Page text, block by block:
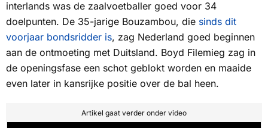
interlands was de zaalvoetballer goed voor 34
doelpunten. De 35-jarige Bouzambou, die sinds dit
voorjaar bondsridder is, zag Nederland goed beginnen
aan de ontmoeting met Duitsland. Boyd Filemieg zag in
de openingsfase een schot geblokt worden en maaide
even later in kansrijke positie over de bal heen.
Artikel gaat verder onder video